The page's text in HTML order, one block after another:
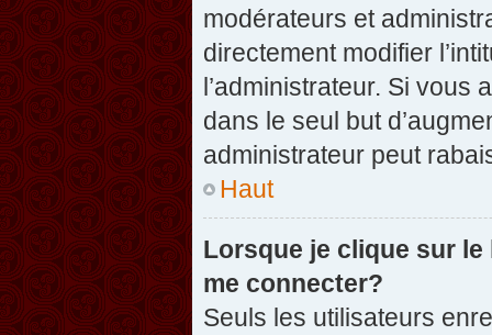
modérateurs et
directement modifier
l’administrateur. Si vous
dans le seul but
administrateur peut
Haut
Lorsque je clique sur
me connecter?
Seuls les utilisateurs